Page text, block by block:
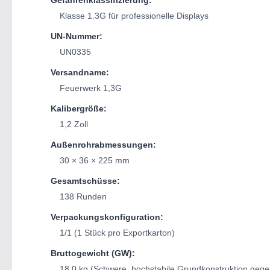
Klasse 1.3G für professionelle Displays
UN-Nummer:
UN0335
Versandname:
Feuerwerk 1,3G
Kalibergröße:
1,2 Zoll
Außenrohrabmessungen:
30 × 36 × 225 mm
Gesamtschüsse:
138 Runden
Verpackungskonfiguration:
1/1 (1 Stück pro Exportkarton)
Bruttogewicht (GW):